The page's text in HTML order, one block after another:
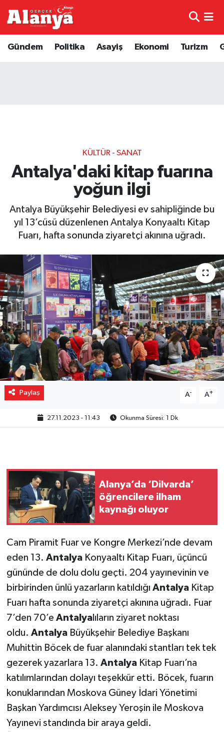
Gündem Politika Asayiş Ekonomi Turizm
KÜLTÜR - SANAT
Antalya'daki kitap fuarına
yoğun ilgi
Antalya Büyükşehir Belediyesi ev sahipliğinde bu
yıl 13’cüsü düzenlenen Antalya Konyaaltı Kitap
Fuarı, hafta sonunda ziyaretçi akınına uğradı.
Paylaş A- A+
27.11.2023 - 11:43 Okunma Süresi: 1 Dk
Alanya’da ‘Dilvarda’
öğrencilere ilham
kaynağı oluyor
Cam Piramit Fuar ve Kongre Merkezi’nde devam
eden 13. AntalyaKonyaaltı Kitap Fuarı, üçüncü
gününde de dolu dolu geçti. 204 yayınevinin ve
birbirinden ünlü yazarların katıldığı AntalyaKitap
Fuarı hafta sonunda ziyaretçi akınına uğradı. Fuar
7’den 70’e Antalyalıların ziyaret noktası
oldu. AntalyaBüyükşehir Belediye Başkanı
Muhittin Böcek de fuar alanındaki stantları tek tek
gezerek yazarlara 13. AntalyaKitap Fuarı’na
katılımlarından dolayı teşekkür etti. Böcek, fuarın
konuklarından Moskova Güney İdari Yönetimi
Başkan Yardımcısı Aleksey Yeroşin ile Moskova
Yayınevi standında bir araya geldi.
Genel
Diğer
Ekonomi
Gizlilik İlkeleri - Privacy Policy
Güncel
Gündem
Politika
Spor
Turizm
Trafik Durumu
Haber Arşivi